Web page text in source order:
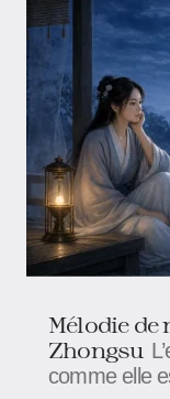
Mélodie de
Zhongsu
comme elle